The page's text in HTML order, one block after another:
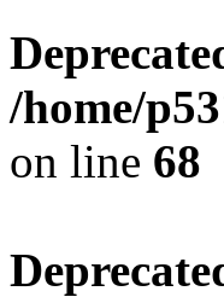
/home/
on line 68